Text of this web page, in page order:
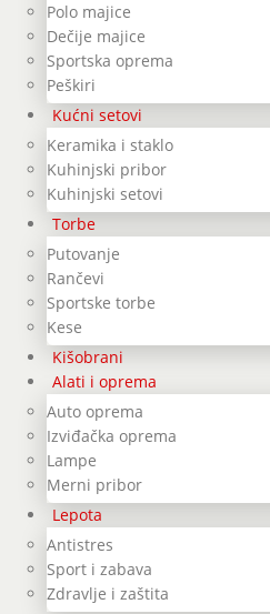
Polo majice
Dečije majice
Sportska oprema
Peškiri
Kućni setovi
Keramika i staklo
Kuhinjski pribor
Kuhinjski setovi
Torbe
Putovanje
Rančevi
Sportske torbe
Kese
Kišobrani
Alati i oprema
Auto oprema
Izviđačka oprema
Lampe
Merni pribor
Lepota
Antistres
Sport i zabava
Zdravlje i zaštita